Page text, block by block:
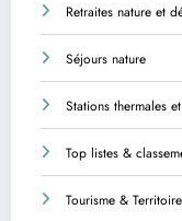
Retraites nature et
Séjours nature
Stations thermales
Top listes &
Tourisme &